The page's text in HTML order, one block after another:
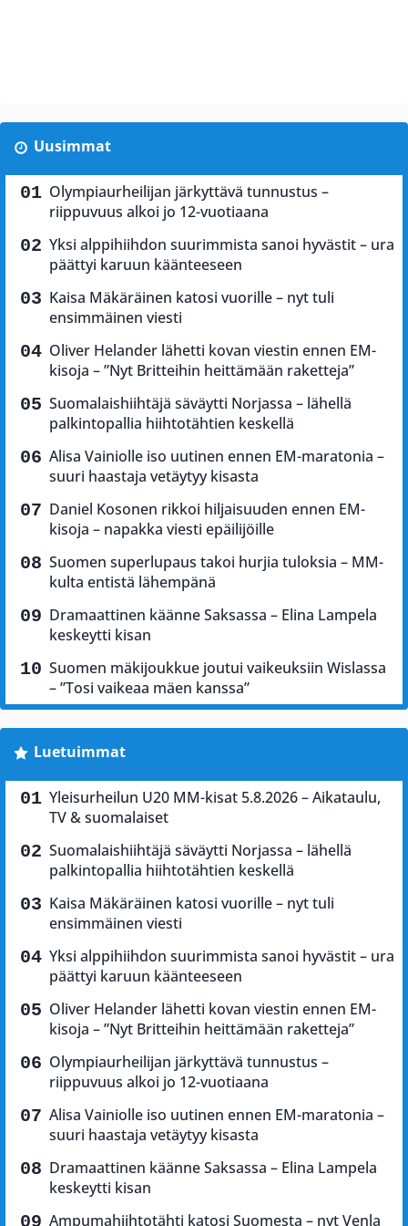
Uusimmat
Olympiaurheilijan järkyttävä tunnustus –
riippuvuus alkoi jo 12-vuotiaana
Yksi alppihiihdon suurimmista sanoi hyvästit – ura
päättyi karuun käänteeseen
Kaisa Mäkäräinen katosi vuorille – nyt tuli
ensimmäinen viesti
Oliver Helander lähetti kovan viestin ennen EM-
kisoja – ”Nyt Britteihin heittämään raketteja”
Suomalaishiihtäjä säväytti Norjassa – lähellä
palkintopallia hiihtotähtien keskellä
Alisa Vainiolle iso uutinen ennen EM-maratonia –
suuri haastaja vetäytyy kisasta
Daniel Kosonen rikkoi hiljaisuuden ennen EM-
kisoja – napakka viesti epäilijöille
Suomen superlupaus takoi hurjia tuloksia – MM-
kulta entistä lähempänä
Dramaattinen käänne Saksassa – Elina Lampela
keskeytti kisan
Suomen mäkijoukkue joutui vaikeuksiin Wislassa
– ”Tosi vaikeaa mäen kanssa”
Luetuimmat
Yleisurheilun U20 MM-kisat 5.8.2026 – Aikataulu,
TV & suomalaiset
Suomalaishiihtäjä säväytti Norjassa – lähellä
palkintopallia hiihtotähtien keskellä
Kaisa Mäkäräinen katosi vuorille – nyt tuli
ensimmäinen viesti
Yksi alppihiihdon suurimmista sanoi hyvästit – ura
päättyi karuun käänteeseen
Oliver Helander lähetti kovan viestin ennen EM-
kisoja – ”Nyt Britteihin heittämään raketteja”
Olympiaurheilijan järkyttävä tunnustus –
riippuvuus alkoi jo 12-vuotiaana
Alisa Vainiolle iso uutinen ennen EM-maratonia –
suuri haastaja vetäytyy kisasta
Dramaattinen käänne Saksassa – Elina Lampela
keskeytti kisan
Ampumahiihtotähti katosi Suomesta – nyt Venla